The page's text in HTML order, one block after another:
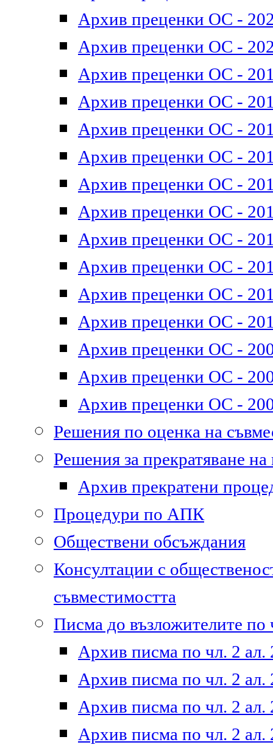
Архив преценки ОС -
Архив преценки ОС -
Архив преценки ОС -
Архив преценки ОС -
Архив преценки ОС -
Архив преценки ОС -
Архив преценки ОС -
Архив преценки ОС -
Архив преценки ОС -
Архив преценки ОС -
Архив преценки ОС -
Архив преценки ОС -
Архив преценки ОС -
Архив преценки ОС -
Архив преценки ОС -
Решения по оценка на
Решения за прекратяване
Архив прекратени
Процедури по АПК
Обществени обсъждания
Консултации с
съвместимостта
Писма до възложителите по
Архив писма по чл. 2 ал.
Архив писма по чл. 2 ал.
Архив писма по чл. 2 ал.
Архив писма по чл. 2 ал.